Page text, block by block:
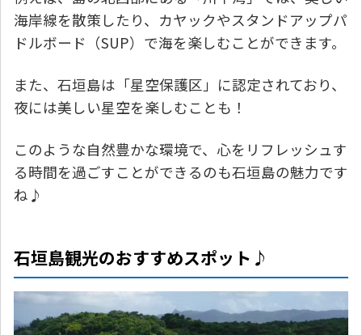
海岸線を散策したり、カヤックやスタンドアップパ
ドルボード（SUP）で海を楽しむことができます。
また、石垣島は「星空保護区」に認定されており、
夜には美しい星空を楽しむことも！
このような自然豊かな環境で、心をリフレッシュす
る時間を過ごすことができるのも石垣島の魅力です
ね♪
石垣島観光のおすすめスポット♪